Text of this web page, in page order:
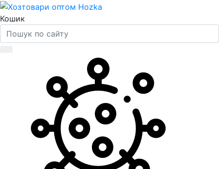
Кошик